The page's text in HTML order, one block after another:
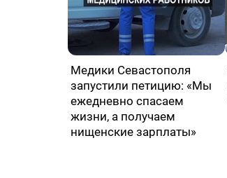
Медики Севастополя
запустили петицию: «Мы
ежедневно спасаем
жизни, а получаем
нищенские зарплаты»